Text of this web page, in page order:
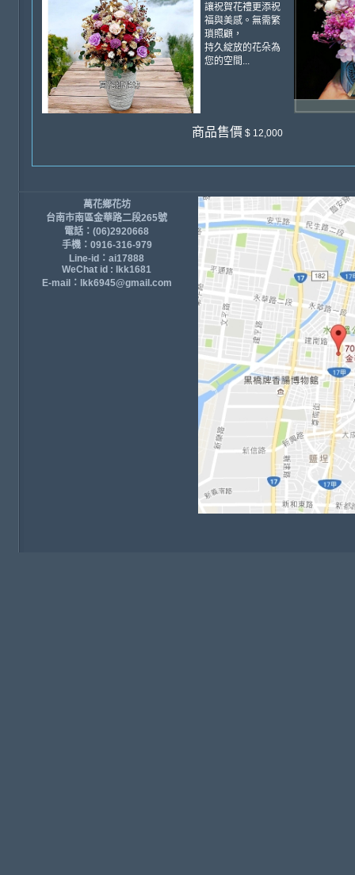
讓祝賀花禮更添祝
福與美感。無需繁
瑣照顧，
持久綻放的花朵為
您的空間...
商品售價 $ 12,000
萬花鄉花坊
台南市南區金華路二段265號
電話：(06)2920668
手機：0916-316-979
Line-id：ai17888
WeChat id : lkk1681
E-mail：lkk6945@gmail.com